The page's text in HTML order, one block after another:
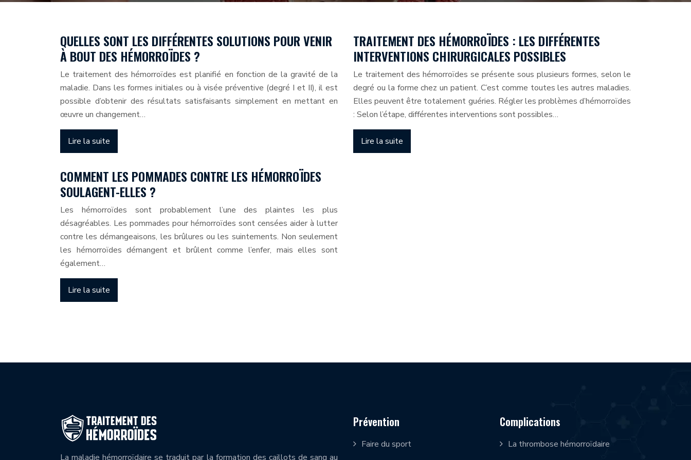
QUELLES SONT LES DIFFÉRENTES SOLUTIONS POUR VENIR
À BOUT DES HÉMORROÏDES ?
Le traitement des hémorroïdes est planifié en fonction de la gravité de la
maladie. Dans les formes initiales ou à visée préventive (degré I et II), il est
possible d’obtenir des résultats satisfaisants simplement en mettant en
œuvre un changement…
Lire la suite
TRAITEMENT DES HÉMORROÏDES : LES DIFFÉRENTES
INTERVENTIONS CHIRURGICALES POSSIBLES
Le traitement des hémorroïdes se présente sous plusieurs formes, selon le
degré ou la forme chez un patient. C’est comme toutes les autres maladies.
Elles peuvent être totalement guéries. Régler les problèmes d’hémorroïdes
: Selon l’étape, différentes interventions sont possibles…
Lire la suite
COMMENT LES POMMADES CONTRE LES HÉMORROÏDES
SOULAGENT-ELLES ?
Les hémorroïdes sont probablement l’une des plaintes les plus
désagréables. Les pommades pour hémorroïdes sont censées aider à lutter
contre les démangeaisons, les brûlures ou les suintements. Non seulement
les hémorroïdes démangent et brûlent comme l’enfer, mais elles sont
également…
Lire la suite
La maladie hémorroïdaire se traduit par la formation des caillots de sang au
Prévention
Faire du sport
Complications
La thrombose hémorroïdaire